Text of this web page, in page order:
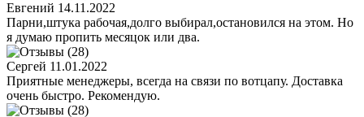
Евгений 14.11.2022
Парни,штука рабочая,долго выбирал,остановился на этом. Но
я думаю пропить месяцок или два.
Сергей 11.01.2022
Приятные менеджеры, всегда на связи по вотцапу. Доставка
очень быстро. Рекомендую.